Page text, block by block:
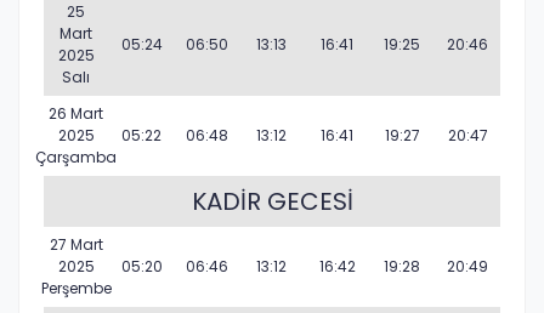
25
Mart
2025
Salı
05:24 06:50 13:13 16:41 19:25 20:46
26 Mart
2025
Çarşamba
05:22 06:48 13:12 16:41 19:27 20:47
KADİR GECESİ
27 Mart
2025
Perşembe
05:20 06:46 13:12 16:42 19:28 20:49